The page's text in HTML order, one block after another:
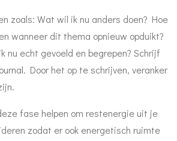
zoals: Wat wil ik nu anders doen? Hoe
wanneer dit thema opnieuw opduikt?
nu echt gevoeld en begrepen? Schrijf
Door het op te schrijven, veranker
fase helpen om restenergie uit je
zodat er ook energetisch ruimte